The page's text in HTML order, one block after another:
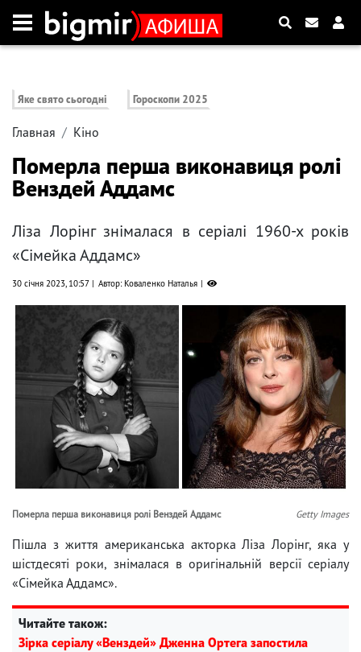
Яке свято сьогодні Гороскопи 2025
Главная Кіно
Померла перша виконавиця ролі
Венздей Аддамс
Ліза Лорінг знімалася в серіалі 1960-х років
«Сімейка Аддамс»
30 січня 2023, 10:57 Автор: Коваленко Наталья
Померла перша виконавиця ролі Венздей Аддамс Getty Images
Пішла з життя американська акторка Ліза Лорінг, яка у
шістдесяті роки, знімалася в оригінальній версії серіалу
«Сімейка Аддамс».
Читайте також:
Зірка серіалу «Венздей» Дженна Ортега запостила